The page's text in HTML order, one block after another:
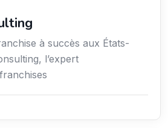
à succès aux États-
l’expert